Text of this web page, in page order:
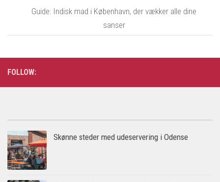
Guide: Indisk mad i København, der vækker alle dine
sanser
FOLLOW:
Skønne steder med udeservering i Odense